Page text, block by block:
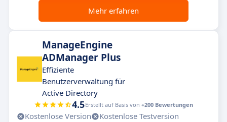
Mehr erfahren
ManageEngine
ADManager Plus
Effiziente
Benutzerverwaltung für
Active Directory
4.5Erstellt auf Basis von +200 Bewertungen
Kostenlose Version
Kostenlose Testversion